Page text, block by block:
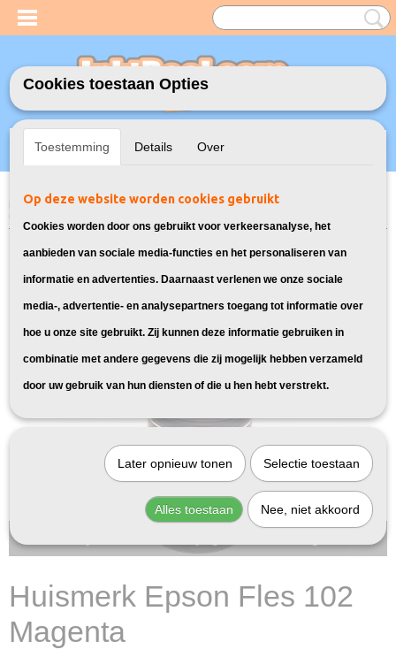
Inloggen Registreren
UW WINKELWAGEN
Home>Inktflessen>Geschikt voor Epson>Huismerk Epson Fles 102
Huismerk Epson Fles 102
Magenta
Cookies toestaan Opties
Toestemming Details Over
Op deze website worden cookies gebruikt
Cookies worden door ons gebruikt voor verkeersanalyse, het
aanbieden van sociale media-functies en het personaliseren van
informatie en advertenties. Daarnaast verlenen we onze sociale
media-, advertentie- en analysepartners toegang tot informatie over
hoe u onze site gebruikt. Zij kunnen deze informatie gebruiken in
combinatie met andere gegevens die zij mogelijk hebben verzameld
door uw gebruik van hun diensten of die u hen hebt verstrekt.
Later opnieuw tonen Selectie toestaan
Alles toestaan Nee, niet akkoord